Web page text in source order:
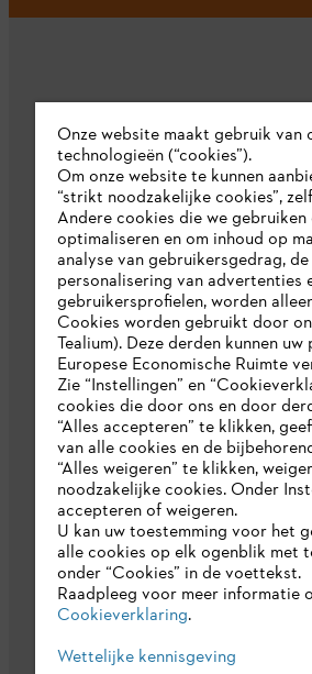
Bedrijf
Over ons
Pers
Werken bij
STIHL
Catalogus
Onze website maakt gebruik
technologieën (“cookies”).
Om onze website te kunnen
“strikt noodzakelijke cookies”,
Andere cookies die we
optimaliseren en om inhoud op
analyse van gebruikersgedrag,
personalisering van advertenties
gebruikersprofielen, worden
Cookies worden gebruikt door
Tealium). Deze derden kunnen
Europese Economische Ruimte
Zie “Instellingen” en
cookies die door ons en door
“Alles accepteren” te klikken,
van alle cookies en de
“Alles weigeren” te klikken,
noodzakelijke cookies. Onder
accepteren of weigeren.
U kan uw toestemming voor het
alle cookies op elk ogenblik met
onder “Cookies” in de voettekst.
Raadpleeg voor meer informatie
Cookieverklaring.
Wettelijke kennisgeving